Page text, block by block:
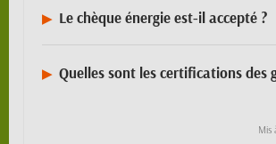
Le chèque énergie est-il accepté ?
Quelles sont les certifications des
Mis